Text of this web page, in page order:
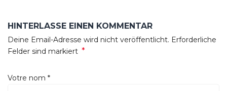
HINTERLASSE EINEN KOMMENTAR
Deine Email-Adresse wird nicht veröffentlicht. Erforderliche
Felder sind markiert *
Votre nom *